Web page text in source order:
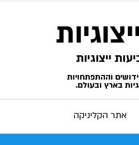
וההתפתחויות
בארץ ובעולם.
אתר הקליניקה